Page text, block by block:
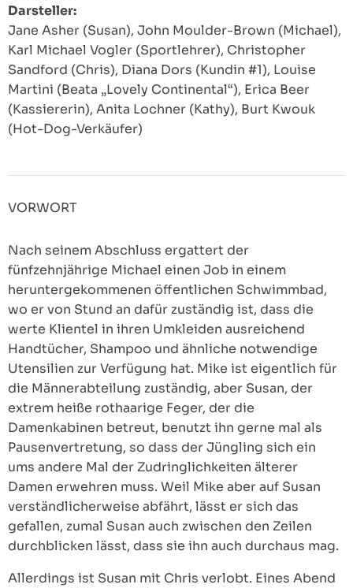
Darsteller:
Jane Asher (Susan), John Moulder-Brown (Michael),
Karl Michael Vogler (Sportlehrer), Christopher
Sandford (Chris), Diana Dors (Kundin #1), Louise
Martini (Beata „Lovely Continental“), Erica Beer
(Kassiererin), Anita Lochner (Kathy), Burt Kwouk
(Hot-Dog-Verkäufer)
VORWORT
Nach seinem Abschluss ergattert der
fünfzehnjährige Michael einen Job in einem
heruntergekommenen öffentlichen Schwimmbad,
wo er von Stund an dafür zuständig ist, dass die
werte Klientel in ihren Umkleiden ausreichend
Handtücher, Shampoo und ähnliche notwendige
Utensilien zur Verfügung hat. Mike ist eigentlich für
die Männerabteilung zuständig, aber Susan, der
extrem heiße rothaarige Feger, der die
Damenkabinen betreut, benutzt ihn gerne mal als
Pausenvertretung, so dass der Jüngling sich ein
ums andere Mal der Zudringlichkeiten älterer
Damen erwehren muss. Weil Mike aber auf Susan
verständlicherweise abfährt, lässt er sich das
gefallen, zumal Susan auch zwischen den Zeilen
durchblicken lässt, dass sie ihn auch durchaus mag.
Allerdings ist Susan mit Chris verlobt. Eines Abend